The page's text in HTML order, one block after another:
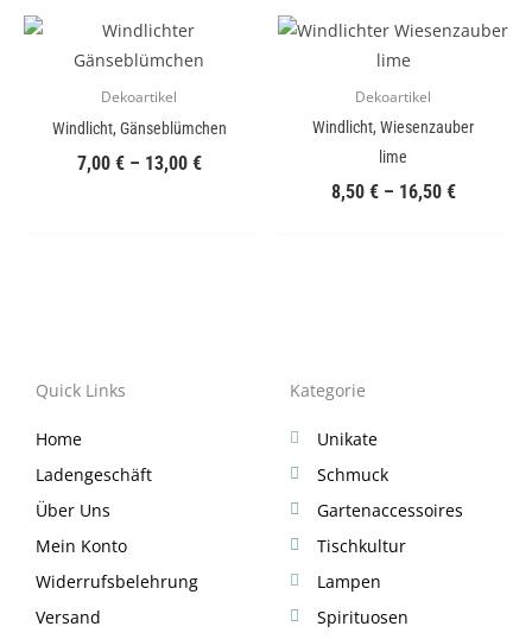
Dekoartikel
Windlicht, Gänseblümchen
7,00 €– 13,00 €
Dekoartikel
Windlicht, Wiesenzauber
lime
8,50 €– 16,50 €
Quick Links
Home
Ladengeschäft
Über Uns
Mein Konto
Widerrufsbelehrung
Versand
Kategorie
Unikate
Schmuck
Gartenaccessoires
Tischkultur
Lampen
Spirituosen